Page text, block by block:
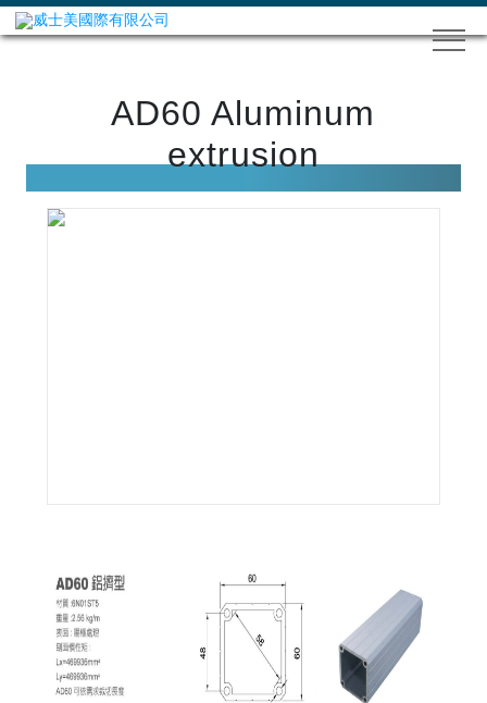
AD60 Aluminum
extrusion